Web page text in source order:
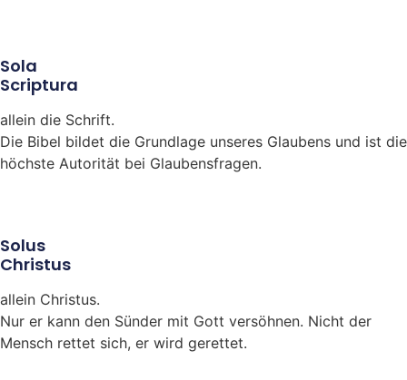
Sola
Scriptura
allein die Schrift.
Die Bibel bildet die Grundlage unseres Glaubens und ist die
höchste Autorität bei Glaubensfragen.
Solus
Christus
allein Christus.
Nur er kann den Sünder mit Gott versöhnen. Nicht der
Mensch rettet sich, er wird gerettet.